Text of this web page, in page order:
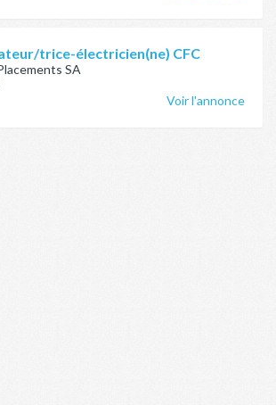
trice-électricien(ne) CFC
SA
Voir l'annonce